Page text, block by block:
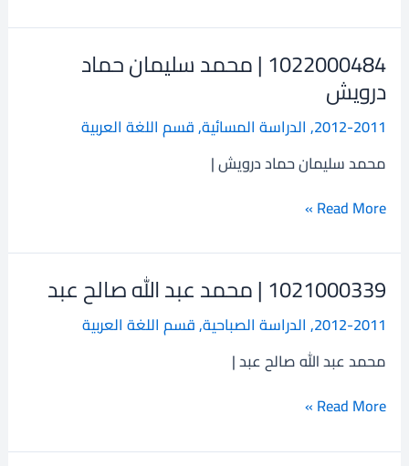
1022000484 | محمد سليمان حماد
درويش
2012-2011
, الدراسة المسائية,قسم اللغة العربية
محمد سليمان حماد درويش |
1022000484
|
محمد
سليمان
درويش
Read More »
1021000339 | محمد عبد الله صالح عبد
2012-2011
, الدراسة الصباحية,قسم اللغة العربية
محمد عبد الله صالح عبد |
1021000339
محمد
عبد
الله
صالح
عبد
Read More »